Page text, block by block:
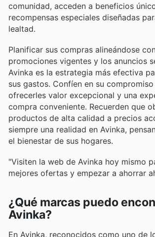
comunidad, acceden a beneficios
recompensas especiales diseñadas
lealtad.
Planificar sus compras alineándose
promociones vigentes y los anuncios
Avinka es la estrategia más efectiva
sus gastos. Confíen en su
ofrecerles valor excepcional y una
compra conveniente. Recuerden que
productos de alta calidad a precios
siempre una realidad en Avinka,
el bienestar de sus hogares.
"Visiten la web de Avinka hoy mismo
mejores ofertas y empezar a ahorrar
¿Qué marcas puedo
Avinka?
En Avinka, reconocidos como uno de